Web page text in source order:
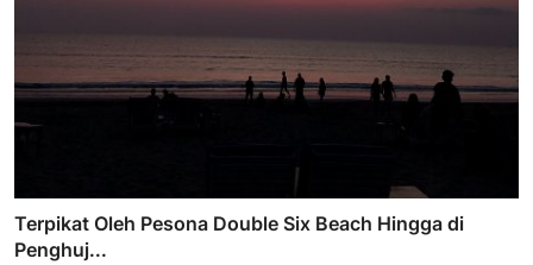
Terpikat Oleh Pesona Double Six Beach Hingga di
Penghuj...